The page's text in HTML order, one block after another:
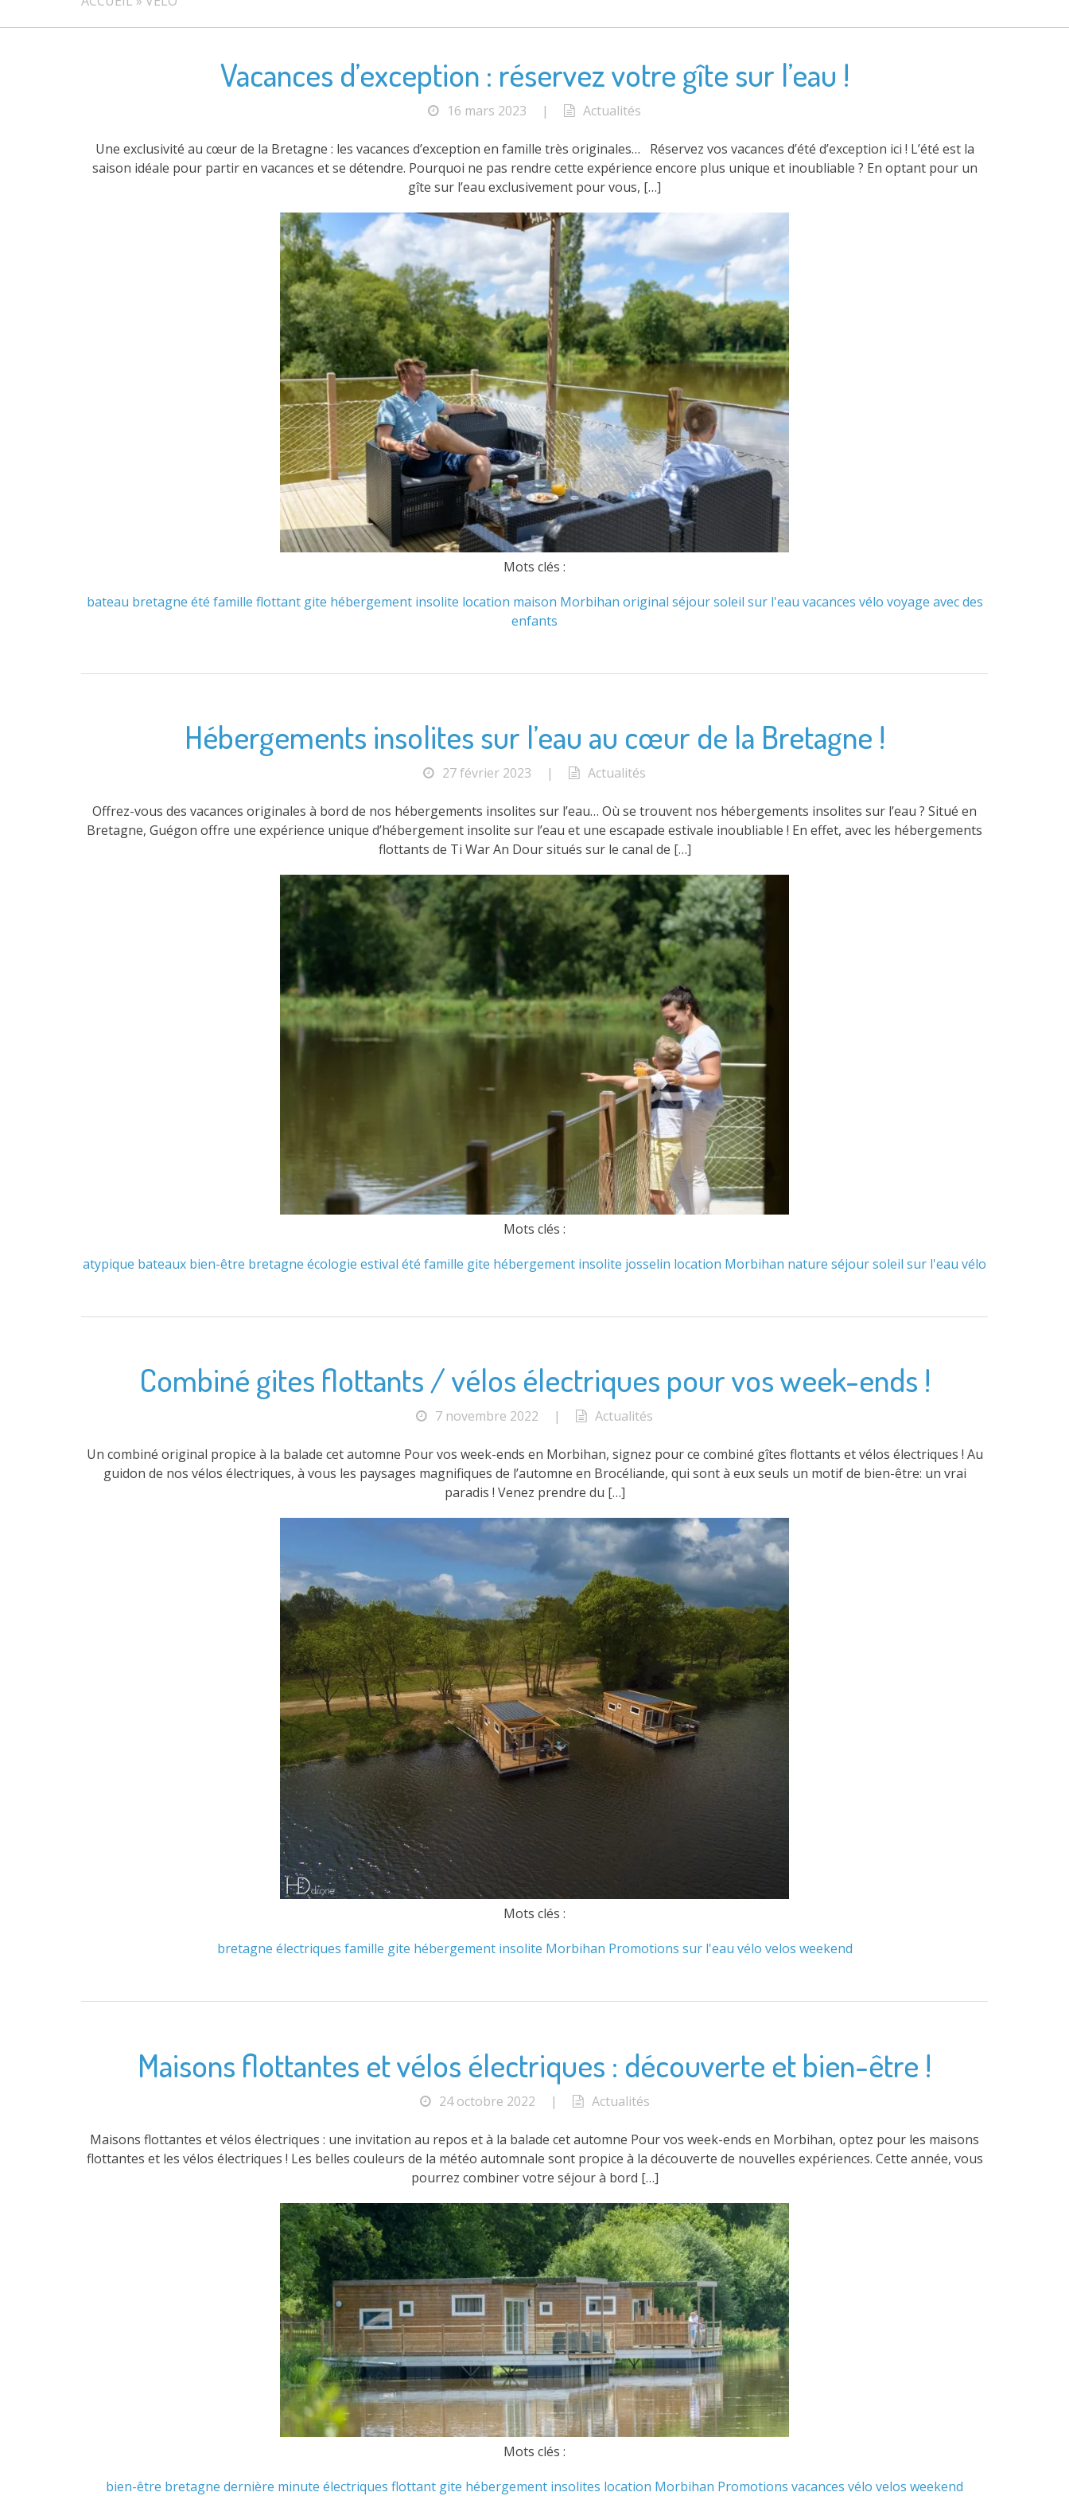
Vacances d’exception : réservez votre gîte sur l’eau !
16 mars 2023 | Actualités
Une exclusivité au cœur de la Bretagne : les vacances d’exception en famille très originales… Réservez vos vacances d’été d’exception ici ! L’été est la
saison idéale pour partir en vacances et se détendre. Pourquoi ne pas rendre cette expérience encore plus unique et inoubliable ? En optant pour un
gîte sur l’eau exclusivement pour vous, […]
Mots clés :
bateau bretagne été famille flottant gite hébergement insolite location maison Morbihan original séjour soleil sur l'eau vacances vélo voyage avec des
enfants
Hébergements insolites sur l’eau au cœur de la Bretagne !
27 février 2023 | Actualités
Offrez-vous des vacances originales à bord de nos hébergements insolites sur l’eau… Où se trouvent nos hébergements insolites sur l’eau ? Situé en
Bretagne, Guégon offre une expérience unique d’hébergement insolite sur l’eau et une escapade estivale inoubliable ! En effet, avec les hébergements
flottants de Ti War An Dour situés sur le canal de […]
Mots clés :
atypique bateaux bien-être bretagne écologie estival été famille gite hébergement insolite josselin location Morbihan nature séjoursoleil sur l'eau vélo
Combiné gites flottants / vélos électriques pour vos week-ends !
7 novembre 2022 | Actualités
Un combiné original propice à la balade cet automne Pour vos week-ends en Morbihan, signez pour ce combiné gîtes flottants et vélos électriques ! Au
guidon de nos vélos électriques, à vous les paysages magnifiques de l’automne en Brocéliande, qui sont à eux seuls un motif de bien-être: un vrai
paradis ! Venez prendre du […]
Mots clés :
bretagne électriques famille gite hébergement insolite Morbihan Promotions sur l'eau vélo velos weekend
Maisons flottantes et vélos électriques : découverte et bien-être !
24 octobre 2022 | Actualités
Maisons flottantes et vélos électriques : une invitation au repos et à la balade cet automne Pour vos week-ends en Morbihan, optez pour les maisons
flottantes et les vélos électriques ! Les belles couleurs de la météo automnale sont propice à la découverte de nouvelles expériences. Cette année, vous
pourrez combiner votre séjour à bord […]
Mots clés :
bien-être bretagne dernière minute électriques flottant gite hébergement insolites location Morbihan Promotions vacances vélo velos weekend